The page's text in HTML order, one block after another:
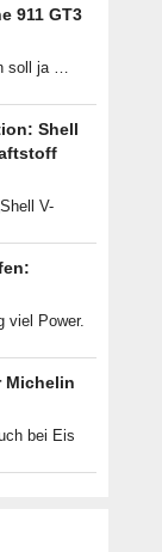
911 GT3
soll ja …
Shell
V-
viel Power.
Michelin
bei Eis